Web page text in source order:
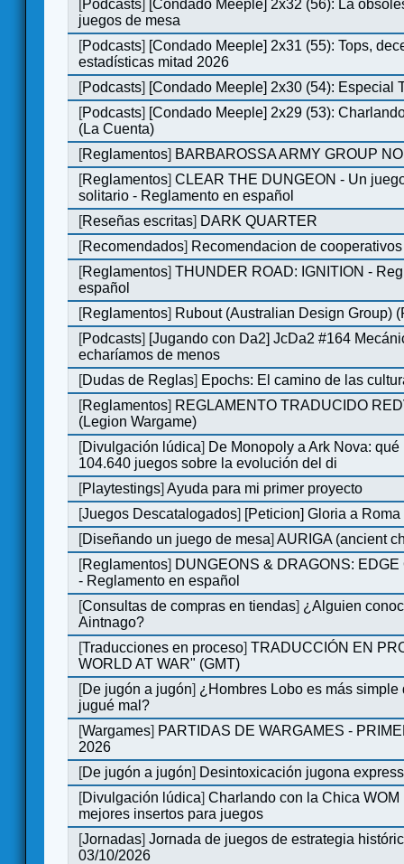
[Podcasts] [Condado Meeple] 2x32 (56): La
juegos de mesa
[Podcasts] [Condado Meeple] 2x31 (55): Tops,
estadísticas mitad 2026
[Podcasts] [Condado Meeple] 2x30 (54): Especial
[Podcasts] [Condado Meeple] 2x29 (53):
(La Cuenta)
[Reglamentos] BARBAROSSA ARMY GROUP
[Reglamentos]CLEAR THE DUNGEON - Un
solitario - Reglamento en español
[Reseñas escritas] DARK QUARTER
[Recomendados] Recomendacion de
[Reglamentos]THUNDER ROAD: IGNITION -
español
[Reglamentos] Rubout (Australian Design Group)
[Podcasts] [Jugando con Da2] JcDa2 #164
echaríamos de menos
[Dudas de Reglas] Epochs: El camino de las
[Reglamentos] REGLAMENTO TRADUCIDO
(Legion Wargame)
[Divulgación lúdica] De Monopoly a Ark Nova:
104.640 juegos sobre la evolución del di
[Playtestings]Ayuda para mi primer proyecto
[Juegos Descatalogados] [Peticion] Gloria a Roma
[Diseñando un juego de mesa]AURIGA (ancient
[Reglamentos] DUNGEONS & DRAGONS:
- Reglamento en español
[Consultas de compras en tiendas] ¿Alguien
Aintnago?
[Traducciones en proceso]TRADUCCIÓN EN
WORLD AT WAR" (GMT)
[De jugón a jugón] ¿Hombres Lobo es más simple
jugué mal?
[Wargames] PARTIDAS DE WARGAMES -
2026
[De jugón a jugón] Desintoxicación jugona express
[Divulgación lúdica]Charlando con la Chica WOM
mejores insertos para juegos
[Jornadas]Jornada de juegos de estrategia
03/10/2026